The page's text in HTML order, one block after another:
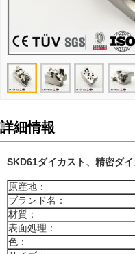
詳細情報
SKD61ダイカスト、精密ダ
原産地：
ブランド名：
材質：
表面処理：
色：